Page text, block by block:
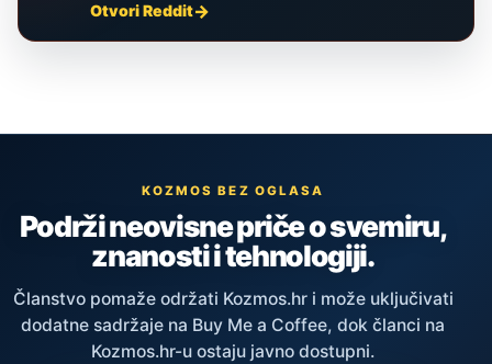
Otvori Reddit
KOZMOS BEZ OGLASA
Podrži neovisne priče o svemiru,
znanosti i tehnologiji.
Članstvo pomaže održati Kozmos.hr i može uključivati
dodatne sadržaje na Buy Me a Coffee, dok članci na
Kozmos.hr-u ostaju javno dostupni.